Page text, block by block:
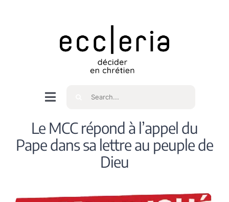
Navigation
bascule
Accueil
Qui sommes nous ?
Intéressés
Rechercher
Le MCC répond à l’appel du
Pape dans sa lettre au peuple de
Dieu